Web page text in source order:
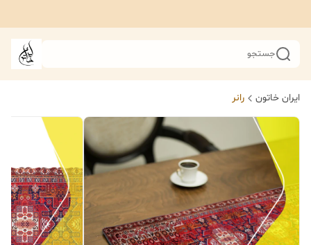
جستجو
ایران خاتون رانر